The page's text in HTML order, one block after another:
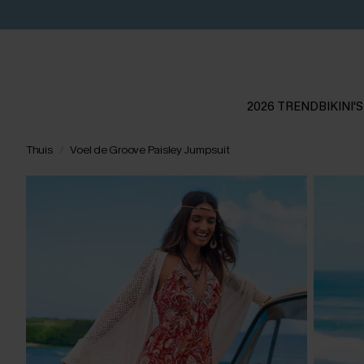
2026 TRENDBIKINI'S
Thuis Voel de Groove Paisley Jumpsuit